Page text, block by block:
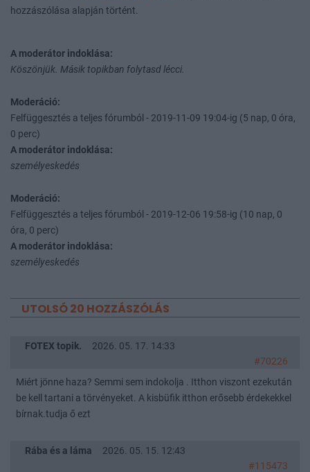
hozzászólása alapján történt.
A moderátor indoklása:
Köszönjük. Másik topikban folytasd lécci.
Moderáció:
Felfüggesztés a teljes fórumból - 2019-11-09 19:04-ig (5 nap, 0 óra,
0 perc)
A moderátor indoklása:
személyeskedés
Moderáció:
Felfüggesztés a teljes fórumból - 2019-12-06 19:58-ig (10 nap, 0
óra, 0 perc)
A moderátor indoklása:
személyeskedés
UTOLSÓ 20 HOZZÁSZÓLÁS
FOTEX topik.
2026. 05. 17. 14:33
#70226
Miért jönne haza? Semmi sem indokolja . Itthon viszont ezekután
be kell tartani a törvényeket. A kisbüfik itthon erősebb érdekekkel
bírnak.tudja ő ezt
Rába és a láma
2026. 05. 15. 12:43
#115473